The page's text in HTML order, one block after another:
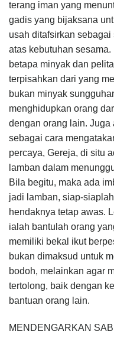
terang iman yang
gadis yang bijaksana
usah ditafsirkan
atas kebutuhan
betapa minyak dan
terpisahkan dari yang
bukan minyak
menghidupkan orang
dengan orang lain.
sebagai cara
percaya, Gereja, di situ
lamban dalam
Bila begitu, maka ada
jadi lamban, siap-
hendaknya tetap awas.
ialah bantulah orang
memiliki bekal ikut
bukan dimaksud untuk
bodoh, melainkan agar
tertolong, baik dengan
bantuan orang lain.
MENDENGARKAN